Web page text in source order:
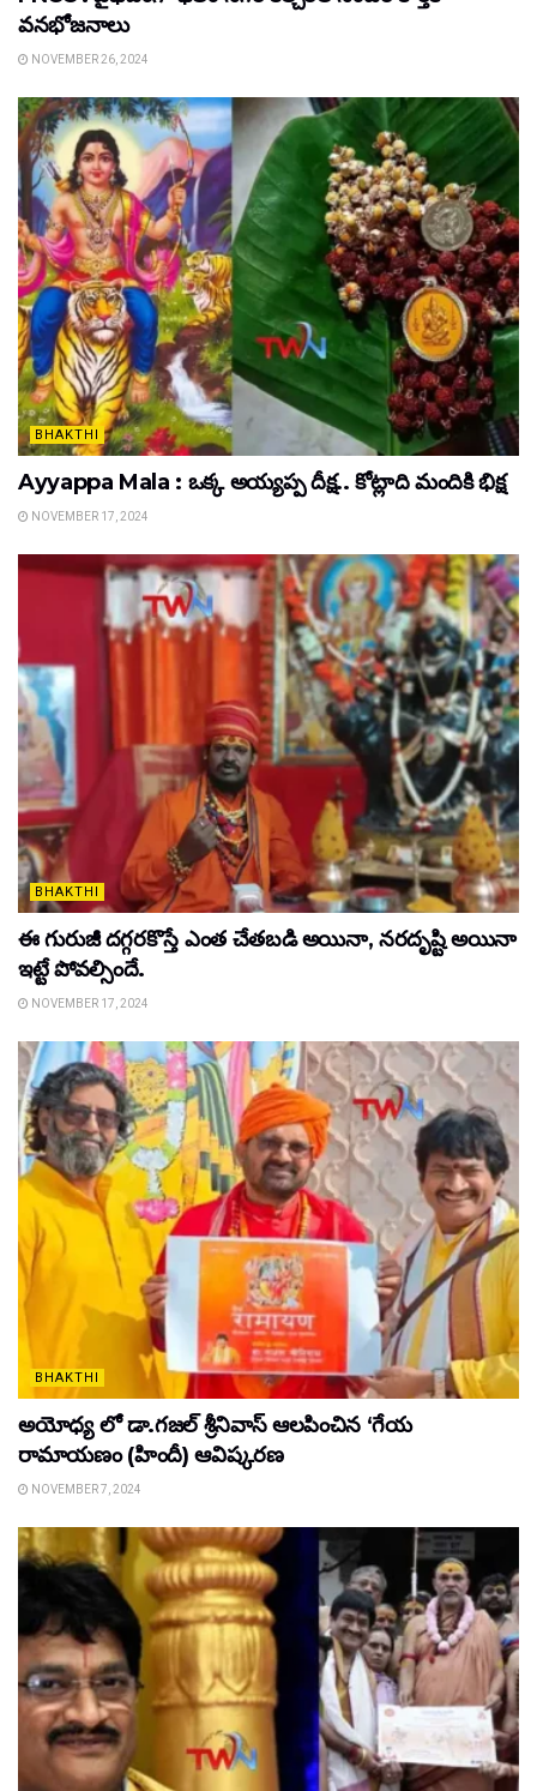
వనభోజనాలు
NOVEMBER 26, 2024
BHAKTHI
Ayyappa Mala : ఒక్క అయ్యప్ప దీక్ష.. కోట్లాది మందికి భిక్ష
NOVEMBER 17, 2024
BHAKTHI
ఈ గురుజీ ద‌గ్గ‌రకొస్తే ఎంత చేత‌బ‌డి అయినా, న‌ర‌దృష్టి అయినా
ఇట్టే పోవ‌ల్సిందే.
NOVEMBER 17, 2024
BHAKTHI
అయోధ్య లో డా.గజల్ శ్రీనివాస్ ఆలపించిన ‘గేయ
రామాయణం (హిందీ) ఆవిష్కరణ
NOVEMBER 7, 2024